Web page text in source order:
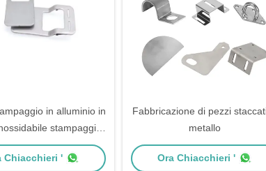
in alluminio in
stampaggio
in metallo
Chiacchieri '
Fabbricazione di pezzi
metallo
Ora Chiacchieri '